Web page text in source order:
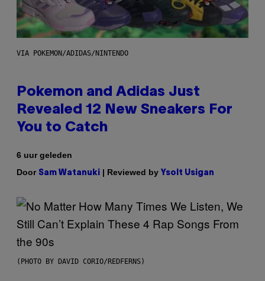
VIA POKEMON/ADIDAS/NINTENDO
Pokemon and Adidas Just
Revealed 12 New Sneakers For
You to Catch
6 uur geleden
Door Sam Watanuki | Reviewed by Ysolt Usigan
(PHOTO BY DAVID CORIO/REDFERNS)